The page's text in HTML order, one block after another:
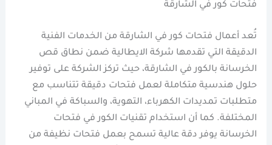
فتحات كور في الشارقة
تُعد أعمال فتحات كور في الشارقة من الخدمات الفنية
الدقيقة التي تقدمها شركة الايطالية ضمن نطاق قص
الخرسانة بالكور في الشارقة، حيث تركز الشركة على توفير
حلول هندسية متكاملة لعمل فتحات دقيقة تتناسب مع
متطلبات تمديدات الكهرباء، التهوية، والسباكة في المباني
المختلفة. كما أن استخدام تقنيات الكور في فتحات
الخرسانة يوفر دقة عالية تسمح بعمل فتحات نظيفة من